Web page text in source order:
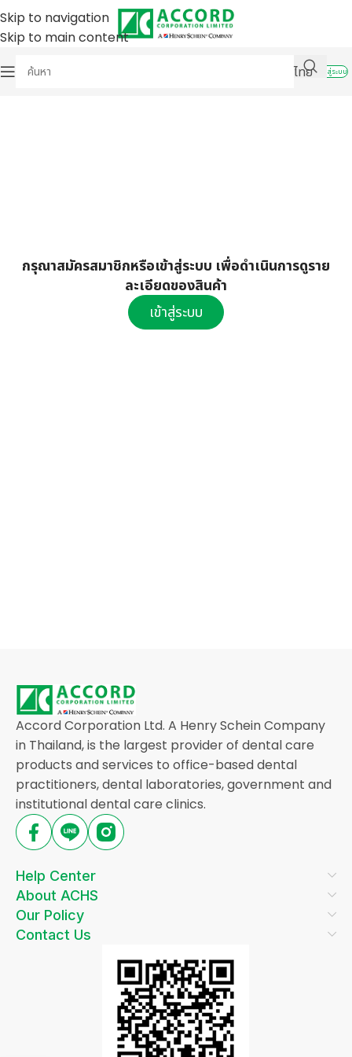
Skip to navigation
Skip to main content
ไทย
เข้าสู่ระบบ
กรุณาสมัครสมาชิกหรือเข้าสู่ระบบ เพื่อดำเนินการดูราย
ละเอียดของสินค้า
เข้าสู่ระบบ
Accord Corporation Ltd. A Henry Schein Company
in Thailand, is the largest provider of dental care
products and services to office-based dental
practitioners, dental laboratories, government and
institutional dental care clinics.
Help Center
About ACHS
Our Policy
Contact Us